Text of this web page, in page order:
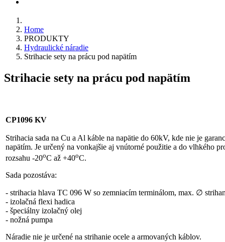
Home
PRODUKTY
Hydraulické náradie
Strihacie sety na prácu pod napätím
Strihacie sety na prácu pod napätím
CP1096 KV
Strihacia sada na Cu a Al káble na napätie do 60kV, kde nie je
napätím. Je určený na vonkajšie aj vnútorné použitie a do vlhkého
rozsahu -20oC až +40oC.
Sada pozostáva:
- strihacia hlava TC 096 W so zemniacím terminálom, max. ∅
- izolačná flexi hadica
- špeciálny izolačný olej
- nožná pumpa
Náradie nie je určené na strihanie ocele a armovaných káblov.